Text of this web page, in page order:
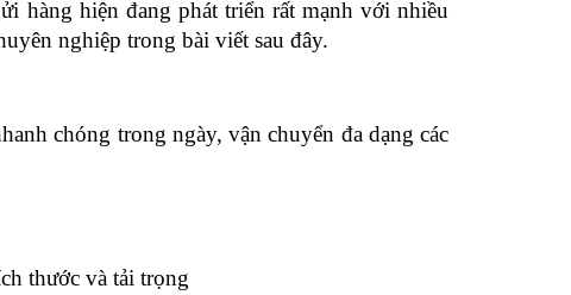
hàng hiện đang phát triển rất mạnh với nhiều
nghiệp trong bài viết sau đây.
chóng trong ngày, vận chuyển đa dạng các
thước và tải trọng